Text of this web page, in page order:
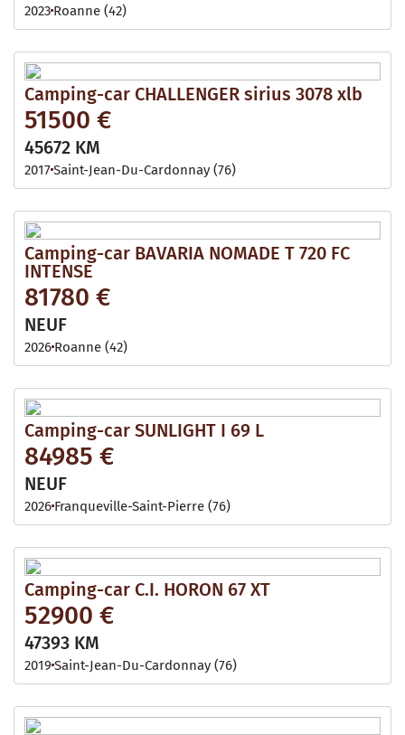
2023 Roanne (42)
Camping-car CHALLENGER sirius 3078 xlb
51500 €
45672 KM
2017Saint-Jean-Du-Cardonnay (76)
Camping-car BAVARIA NOMADE T 720 FC
INTENSE
81780 €
NEUF
2026 Roanne (42)
Camping-car SUNLIGHT I 69 L
84985 €
NEUF
2026 Franqueville-Saint-Pierre (76)
Camping-car C.I. HORON 67 XT
52900 €
47393 KM
2019 Saint-Jean-Du-Cardonnay (76)